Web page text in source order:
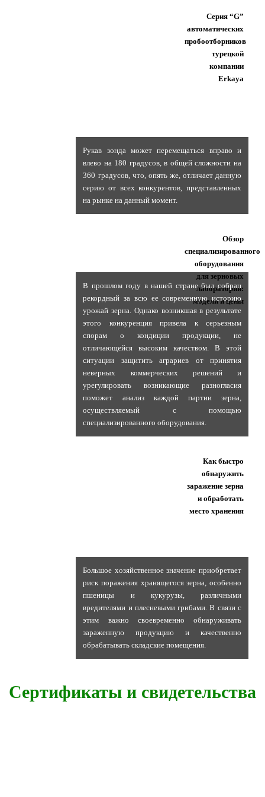
Серия “G”
автоматических
пробоотборников
турецкой
компании
Erkaya
Рукав зонда может перемещаться вправо и
влево на 180 градусов, в общей сложности на
360 градусов, что, опять же, отличает данную
серию от всех конкурентов, представленных
на рынке на данный момент.
Обзор
специализированного
оборудования
для зерновых
лабораторий:
модели и цены
В прошлом году в нашей стране был собран
рекордный за всю ее современную историю
урожай зерна. Однако возникшая в результате
этого конкуренция привела к серьезным
спорам о кондиции продукции, не
отличающейся высоким качеством. В этой
ситуации защитить аграриев от принятия
неверных коммерческих решений и
урегулировать возникающие разногласия
поможет анализ каждой партии зерна,
осуществляемый с помощью
специализированного оборудования.
Как быстро
обнаружить
заражение зерна
и обработать
место хранения
Большое хозяйственное значение приобретает
риск поражения хранящегося зерна, особенно
пшеницы и кукурузы, различными
вредителями и плесневыми грибами. В связи с
этим важно своевременно обнаруживать
зараженную продукцию и качественно
обрабатывать складские помещения.
Сертификаты и свидетельства